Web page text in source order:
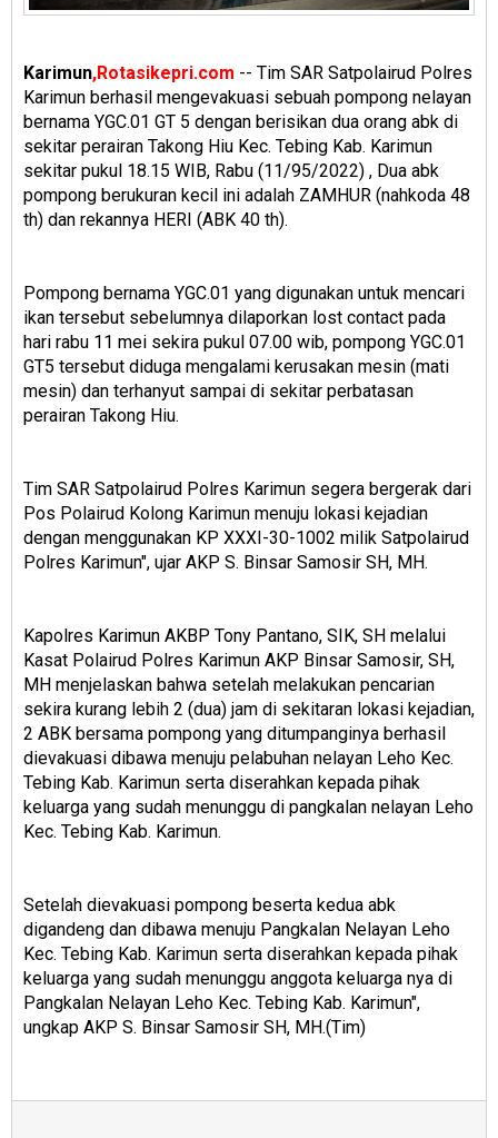
Karimun,Rotasikepri.com -- Tim SAR Satpolairud Polres
Karimun berhasil mengevakuasi sebuah pompong nelayan
bernama YGC.01 GT 5 dengan berisikan dua orang abk di
sekitar perairan Takong Hiu Kec. Tebing Kab. Karimun
sekitar pukul 18.15 WIB, Rabu (11/95/2022) , Dua abk
pompong berukuran kecil ini adalah ZAMHUR (nahkoda 48
th) dan rekannya HERI (ABK 40 th).
Pompong bernama YGC.01 yang digunakan untuk mencari
ikan tersebut sebelumnya dilaporkan lost contact pada
hari rabu 11 mei sekira pukul 07.00 wib, pompong YGC.01
GT5 tersebut diduga mengalami kerusakan mesin (mati
mesin) dan terhanyut sampai di sekitar perbatasan
perairan Takong Hiu.
Tim SAR Satpolairud Polres Karimun segera bergerak dari
Pos Polairud Kolong Karimun menuju lokasi kejadian
dengan menggunakan KP XXXI-30-1002 milik Satpolairud
Polres Karimun", ujar AKP S. Binsar Samosir SH, MH.
Kapolres Karimun AKBP Tony Pantano, SIK, SH melalui
Kasat Polairud Polres Karimun AKP Binsar Samosir, SH,
MH menjelaskan bahwa setelah melakukan pencarian
sekira kurang lebih 2 (dua) jam di sekitaran lokasi kejadian,
2 ABK bersama pompong yang ditumpanginya berhasil
dievakuasi dibawa menuju pelabuhan nelayan Leho Kec.
Tebing Kab. Karimun serta diserahkan kepada pihak
keluarga yang sudah menunggu di pangkalan nelayan Leho
Kec. Tebing Kab. Karimun.
Setelah dievakuasi pompong beserta kedua abk
digandeng dan dibawa menuju Pangkalan Nelayan Leho
Kec. Tebing Kab. Karimun serta diserahkan kepada pihak
keluarga yang sudah menunggu anggota keluarga nya di
Pangkalan Nelayan Leho Kec. Tebing Kab. Karimun",
ungkap AKP S. Binsar Samosir SH, MH.(Tim)